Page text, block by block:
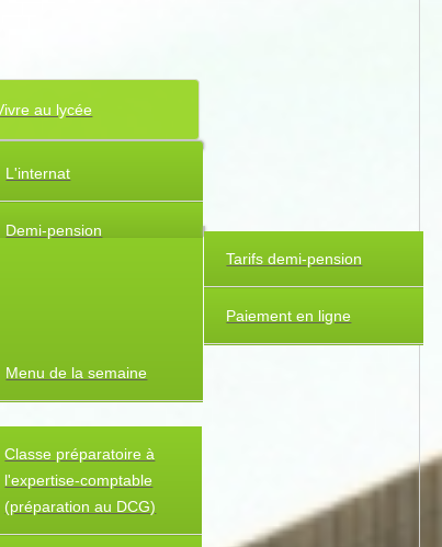
Seconde Générale et
Technologique
spécifiques
Classe préparatoire à
l'expertise-comptable
(préparation au DCG)
au lycée
L'internat
Demi-pension
Tarifs demi-pension
Paiement en ligne
Menu de la semaine